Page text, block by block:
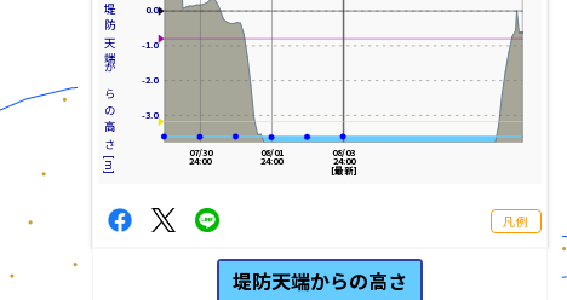
富士川(ふじかわ)
堤防天端からの高さ[m] -3.0
-2.0
-1.0
0.0
08/03
24:00
[最新]
08/01
24:00
07/30
24:00
凡例
堤防天端からの高さ